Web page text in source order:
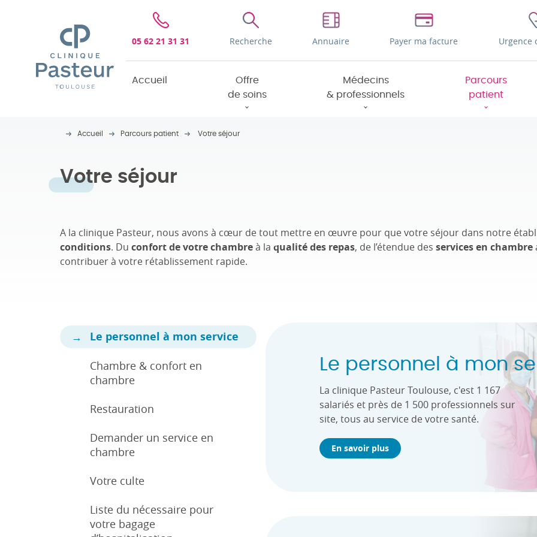
Clinique Pasteur
05 62 21 31 31 Recherche Annuaire Payer ma facture Urgence
Accueil
Offre
de soins
Médecins
& professionnels
Parcours
patient
Accueil Parcours patient Votre séjour
Votre séjour
A la clinique Pasteur, nous avons à cœur de tout mettre en œuvre pour que votre séjour dans notre
conditions. Du confort de votre chambreà la qualité des repas, de l’étendue des services en chambre
contribuer à votre rétablissement rapide.
Le personnel à mon service
Chambre & confort en
chambre
Restauration
Demander un service en
chambre
Votre culte
Liste du nécessaire pour
votre bagage
Le personnel à mon
La clinique Pasteur Toulouse, c'est 1 167
salariés et près de 1 500 professionnels sur
site, tous au service de votre santé.
En savoir plus